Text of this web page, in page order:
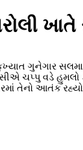
ગુનેગાર
ચપ્પુ વડે હુમલો
તેનો આતંક રહ્યો